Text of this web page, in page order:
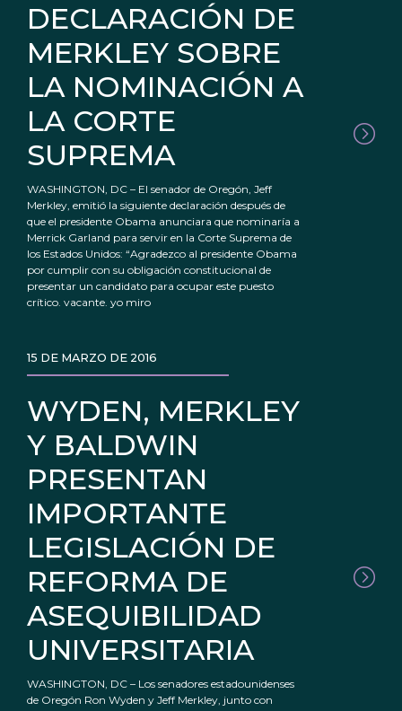
DECLARACIÓN DE
MERKLEY SOBRE
LA NOMINACIÓN A
LA CORTE
SUPREMA
WASHINGTON, DC – El senador de Oregón, Jeff
Merkley, emitió la siguiente declaración después de
que el presidente Obama anunciara que nominaría a
Merrick Garland para servir en la Corte Suprema de
los Estados Unidos: “Agradezco al presidente Obama
por cumplir con su obligación constitucional de
presentar un candidato para ocupar este puesto
crítico. vacante. yo miro
WYDEN, MERKLEY
Y BALDWIN
PRESENTAN
IMPORTANTE
LEGISLACIÓN DE
REFORMA DE
ASEQUIBILIDAD
UNIVERSITARIA
15 DE MARZO DE 2016
WASHINGTON, DC – Los senadores estadounidenses
de Oregón Ron Wyden y Jeff Merkley, junto con